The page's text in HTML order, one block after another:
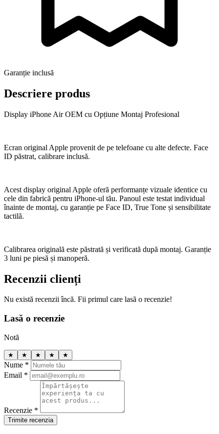
Garanție inclusă
Descriere produs
Display iPhone Air OEM cu Opțiune Montaj Profesional
Ecran original Apple provenit de pe telefoane cu alte defecte. Face
ID păstrat, calibrare inclusă.
Acest display original Apple oferă performanțe vizuale identice cu
cele din fabrică pentru iPhone-ul tău. Panoul este testat individual
înainte de montaj, cu garanție pe Face ID, True Tone și sensibilitate
tactilă.
Calibrarea originală este păstrată și verificată după montaj. Garanție
3 luni pe piesă și manoperă.
Recenzii clienți
Nu există recenzii încă. Fii primul care lasă o recenzie!
Lasă o recenzie
Notă
★ ★ ★ ★ ★
Nume *
Email *
Recenzie *
Trimite recenzia